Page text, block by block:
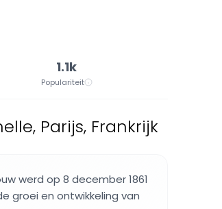
1.1k
Populariteit
Parijs, Frankrijk
werd op 8 december 1861
groei en ontwikkeling van